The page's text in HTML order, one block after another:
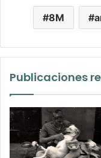
8M
Publicaciones